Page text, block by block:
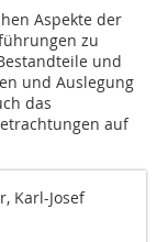
Aspekte der
zu
und
und Auslegung
das
auf
Karl-Josef